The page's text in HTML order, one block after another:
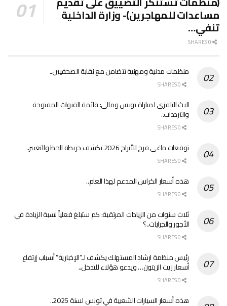
مساعدات للمهاجرين)- وزارة الداخلية
تنفي…
منظمات مدنية ومهنية تتضامن مع نقابة الصحفيين..
البث التلفزي لمباراة تونس ومالي: قائمة القنوات المفتوحة
والترددات..
توقعات ماغي فرح للأبراج 2026 تكشف خريطة الحظ والتغيير..
هذه أسعار الكراس المدعم لهذا العام..
ثلاث سنوات من الزيادات المرتقبة: كم ستبلغ فعلياً نسبة الزيادة في
الأجور والجرايات..؟
رئيس منظمة ارشاد المستهلك يكشف لـ”الإخبارية” أسباب إرتفاع
أسعار زيت الزيتون… ويدعو هؤلاء للتدخل..
هذه أسعار السيارات الشعبية في تونس لسنة 2025..